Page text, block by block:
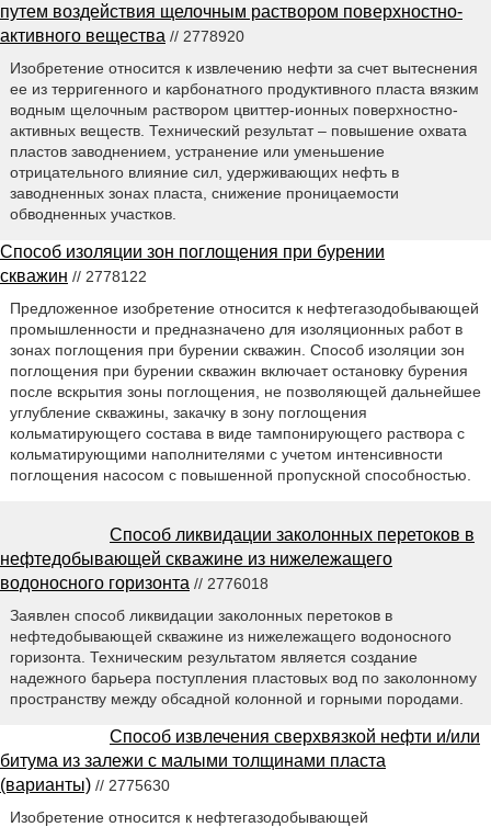
путем воздействия щелочным раствором поверхностно-
активного вещества // 2778920
Изобретение относится к извлечению нефти за счет вытеснения
ее из терригенного и карбонатного продуктивного пласта вязким
водным щелочным раствором цвиттер-ионных поверхностно-
активных веществ. Технический результат – повышение охвата
пластов заводнением, устранение или уменьшение
отрицательного влияние сил, удерживающих нефть в
заводненных зонах пласта, снижение проницаемости
обводненных участков.
Способ изоляции зон поглощения при бурении
скважин // 2778122
Предложенное изобретение относится к нефтегазодобывающей
промышленности и предназначено для изоляционных работ в
зонах поглощения при бурении скважин. Способ изоляции зон
поглощения при бурении скважин включает остановку бурения
после вскрытия зоны поглощения, не позволяющей дальнейшее
углубление скважины, закачку в зону поглощения
кольматирующего состава в виде тампонирующего раствора с
кольматирующими наполнителями с учетом интенсивности
поглощения насосом с повышенной пропускной способностью.
Способ ликвидации заколонных перетоков в
нефтедобывающей скважине из нижележащего
водоносного горизонта // 2776018
Заявлен способ ликвидации заколонных перетоков в
нефтедобывающей скважине из нижележащего водоносного
горизонта. Техническим результатом является создание
надежного барьера поступления пластовых вод по заколонному
пространству между обсадной колонной и горными породами.
Способ извлечения сверхвязкой нефти и/или
битума из залежи с малыми толщинами пласта
(варианты) // 2775630
Изобретение относится к нефтегазодобывающей